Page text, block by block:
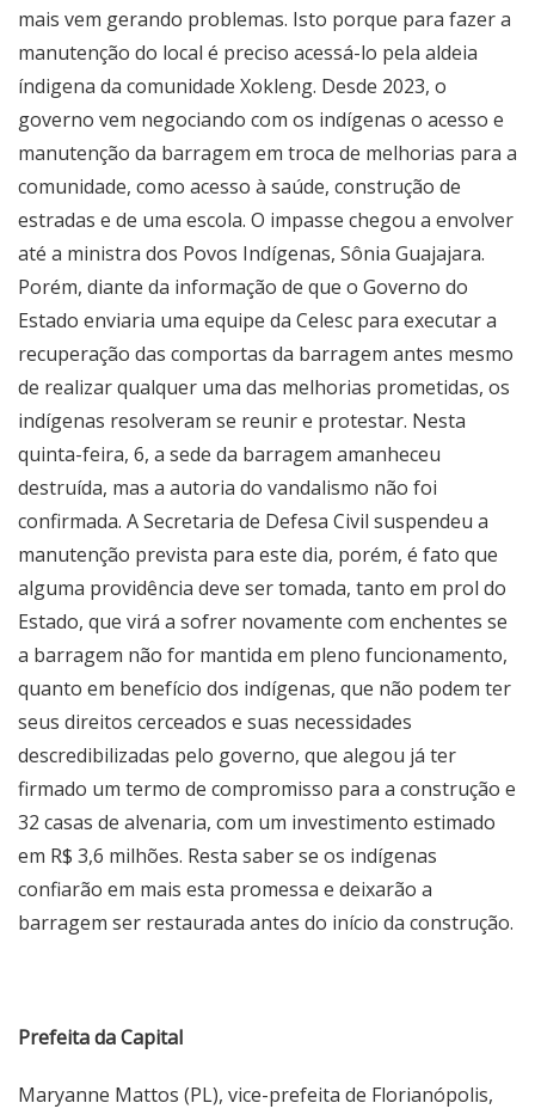
mais vem gerando problemas. Isto porque para fazer a
manutenção do local é preciso acessá-lo pela aldeia
índigena da comunidade Xokleng. Desde 2023, o
governo vem negociando com os indígenas o acesso e
manutenção da barragem em troca de melhorias para a
comunidade, como acesso à saúde, construção de
estradas e de uma escola. O impasse chegou a envolver
até a ministra dos Povos Indígenas, Sônia Guajajara.
Porém, diante da informação de que o Governo do
Estado enviaria uma equipe da Celesc para executar a
recuperação das comportas da barragem antes mesmo
de realizar qualquer uma das melhorias prometidas, os
indígenas resolveram se reunir e protestar. Nesta
quinta-feira, 6, a sede da barragem amanheceu
destruída, mas a autoria do vandalismo não foi
confirmada. A Secretaria de Defesa Civil suspendeu a
manutenção prevista para este dia, porém, é fato que
alguma providência deve ser tomada, tanto em prol do
Estado, que virá a sofrer novamente com enchentes se
a barragem não for mantida em pleno funcionamento,
quanto em benefício dos indígenas, que não podem ter
seus direitos cerceados e suas necessidades
descredibilizadas pelo governo, que alegou já ter
firmado um termo de compromisso para a construção e
32 casas de alvenaria, com um investimento estimado
em R$ 3,6 milhões. Resta saber se os indígenas
confiarão em mais esta promessa e deixarão a
barragem ser restaurada antes do início da construção.
Prefeita da Capital
Maryanne Mattos (PL), vice-prefeita de Florianópolis,